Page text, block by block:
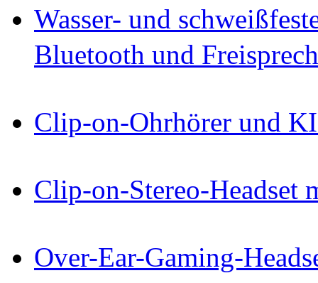
Wasser- und
Bluetooth und
Clip-on-Ohrhörer und
Clip-on-Stereo-Headset
Over-Ear-Gaming-